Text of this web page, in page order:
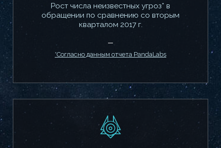
Рост числа неизвестных угроз* в
обращении по сравнению со вторым
кварталом 2017 г.
*Согласно данным отчета PandaLabs